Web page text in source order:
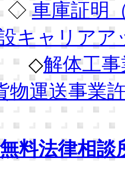
◇車庫証明
キャリアア
◇解体工
物運送事業
無料法律相談